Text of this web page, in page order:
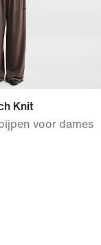
Knit
voor dames